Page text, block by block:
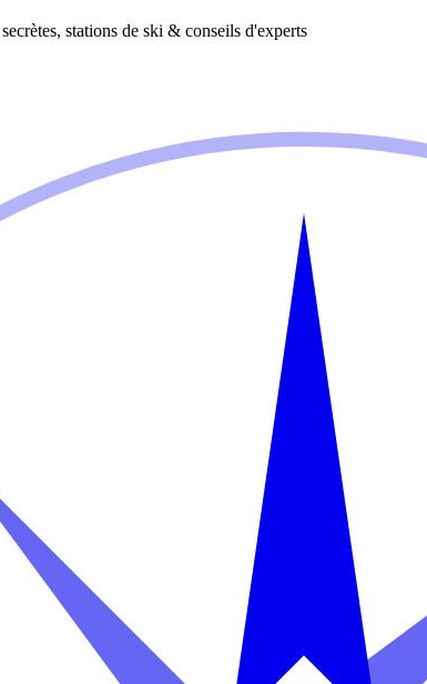
stations de ski & conseils d'experts